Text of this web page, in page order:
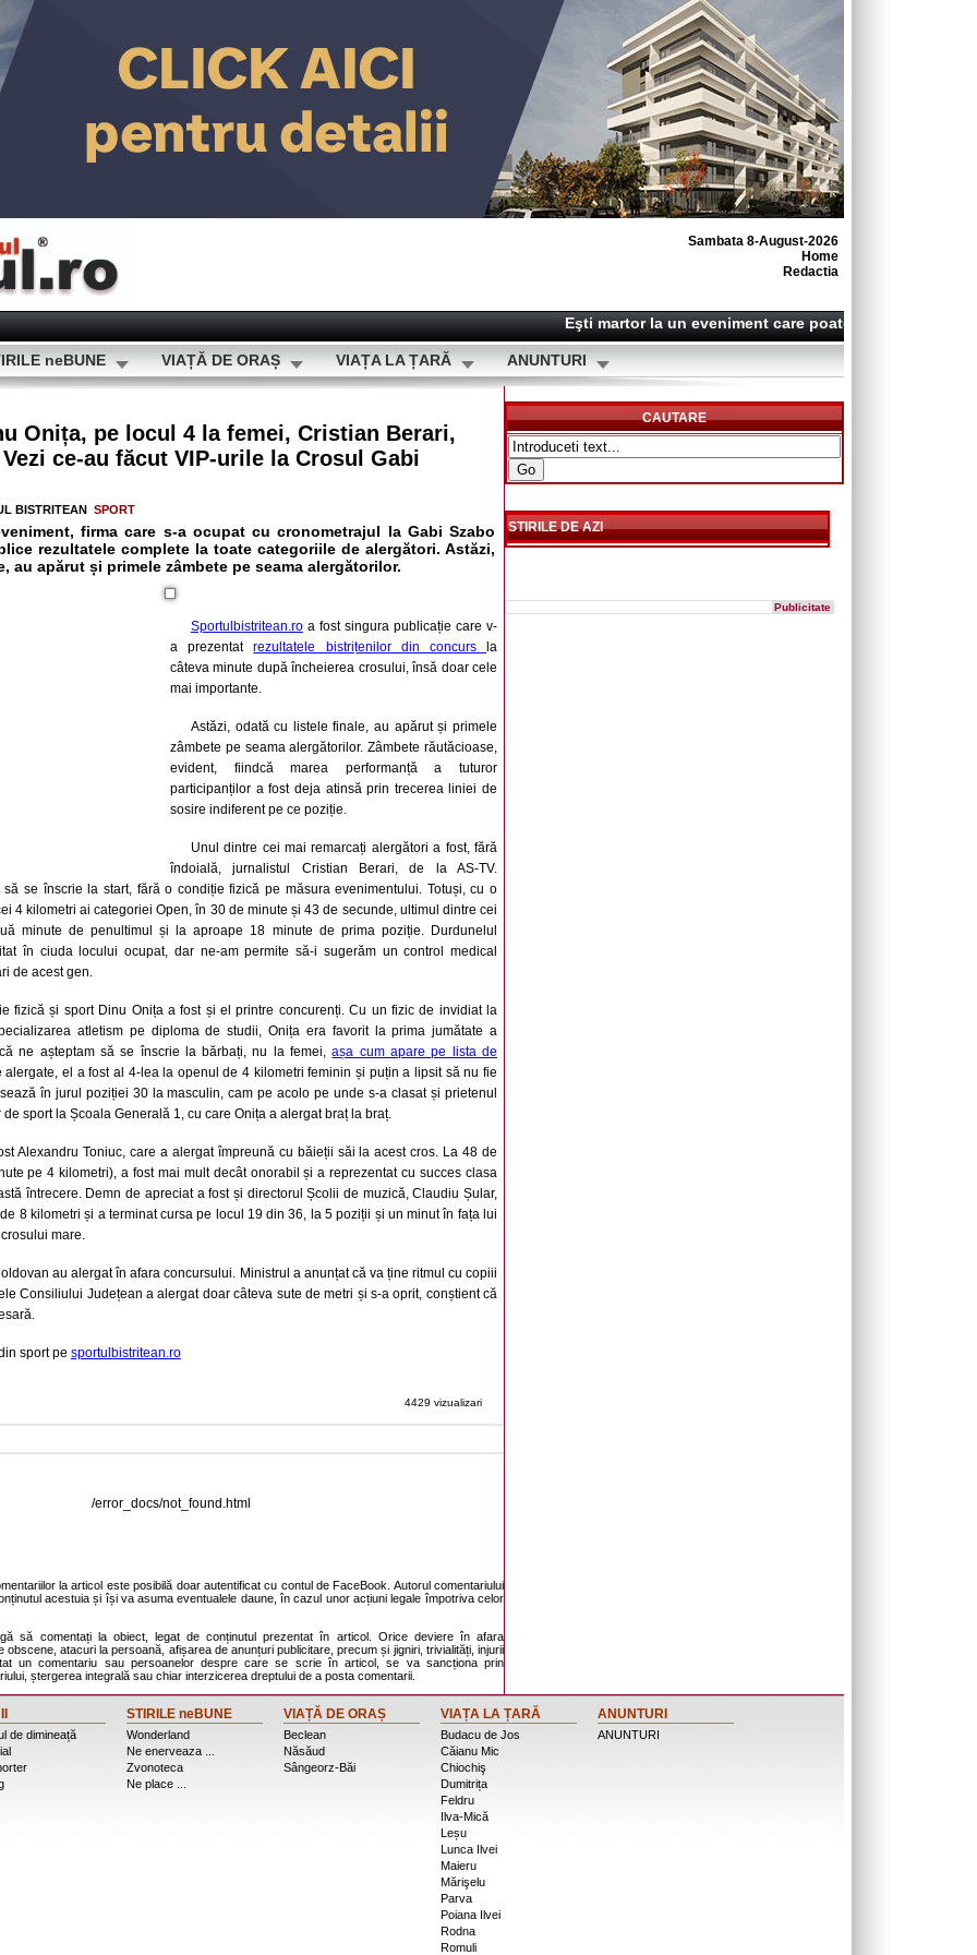
Sambata 8-August-2026
Home
Redactia
Eşti martor la un eveniment care poate deveni o ştire?
neBUNE VIAȚĂ DE ORAȘ VIAȚA LA ȚARĂ ANUNTURI
Onița, pe locul 4 la femei, Cristian Berari,
ce-au făcut VIP-urile la Crosul Gabi
BISTRITEAN SPORT
firma care s-a ocupat cu cronometrajul la Gabi Szabo
rezultatele complete la toate categoriile de alergători. Astăzi,
au apărut și primele zâmbete pe seama alergătorilor.
Sportulbistritean.roa fost singura publicație care v-
a prezentatrezultatele bistrițenilor din concurs
la
câteva minute după încheierea crosului, însă doar cele
mai importante.
Astăzi, odată cu listele finale, au apărut și primele
zâmbete pe seama alergătorilor. Zâmbete răutăcioase,
evident, fiindcă marea performanță a tuturor
participanților a fost deja atinsă prin trecerea liniei de
sosire indiferent pe ce poziție.
Unul dintre cei mai remarcați alergători a fost, fără
îndoială, jurnalistul Cristian Berari, de la AS-TV.
se înscrie la start, fără o condiție fizică pe măsura evenimentului. Totuși, cu o
4 kilometri ai categoriei Open, în 30 de minute și 43 de secunde, ultimul dintre cei
minute de penultimul și la aproape 18 minute de prima poziție. Durdunelul
în ciuda locului ocupat, dar ne-am permite să-i sugerăm un control medical
de acest gen.
fizică și sport Dinu Onița a fost și el printre concurenți. Cu un fizic de invidiat la
atletism pe diploma de studii, Onița era favorit la prima jumătate a
ne așteptam să se înscrie la bărbați, nu la femei,așa cum apare pe lista de
alergate, el a fost al 4-lea la openul de 4 kilometri feminin și puțin a lipsit să nu fie
în jurul poziției 30 la masculin, cam pe acolo pe unde s-a clasat și prietenul
sport la Școala Generală 1, cu care Onița a alergat braț la braț.
Alexandru Toniuc, care a alergat împreună cu băieții săi la acest cros. La 48 de
pe 4 kilometri), a fost mai mult decât onorabil și a reprezentat cu succes clasa
întrecere. Demn de apreciat a fost și directorul Școlii de muzică, Claudiu Șular,
8 kilometri și a terminat cursa pe locul 19 din 36, la 5 poziții și un minut în fața lui
mare.
au alergat în afara concursului. Ministrul a anunțat că va ține ritmul cu copiii
Consiliului Județean a alergat doar câteva sute de metri și s-a oprit, conștient că
sport pe sportulbistritean.ro
4429 vizualizari
/error_docs/not_found.html
la articol este posibilă doar autentificat cu contul de FaceBook. Autorul comentariului
acestuia și își va asuma eventualele daune, în cazul unor acțiuni legale împotriva celor
să comentați la obiect, legat de conținutul prezentat în articol. Orice deviere în afara
obscene, atacuri la persoană, afișarea de anunțuri publicitare, precum și jigniri, trivialități, injurii
un comentariu sau persoanelor despre care se scrie în articol, se va sancționa prin
ștergerea integrală sau chiar interzicerea dreptului de a posta comentarii.
CAUTARE
STIRILE DE AZI
Publicitate
de dimineață
STIRILE neBUNE
Wonderland
Ne enerveaza ...
Zvonoteca
Ne place ...
VIAȚĂ DE ORAȘ
Beclean
Năsăud
Sângeorz-Băi
VIAȚA LA ȚARĂ
Budacu de Jos
Căianu Mic
Chiochiş
Dumitrița
Feldru
Ilva-Mică
Leșu
Lunca Ilvei
Maieru
Mărişelu
Parva
Poiana Ilvei
Rodna
Romuli
ANUNTURI
ANUNTURI